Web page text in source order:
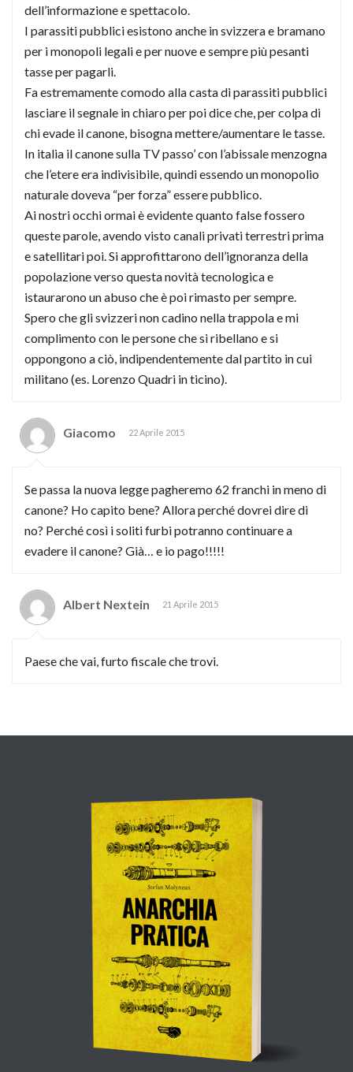
dell’informazione e spettacolo.
I parassiti pubblici esistono anche in svizzera e bramano
per i monopoli legali e per nuove e sempre più pesanti
tasse per pagarli.
Fa estremamente comodo alla casta di parassiti pubblici
lasciare il segnale in chiaro per poi dice che, per colpa di
chi evade il canone, bisogna mettere/aumentare le tasse.
In italia il canone sulla TV passo’ con l’abissale menzogna
che l’etere era indivisibile, quindi essendo un monopolio
naturale doveva “per forza” essere pubblico.
Ai nostri occhi ormai è evidente quanto false fossero
queste parole, avendo visto canali privati terrestri prima
e satellitari poi. Si approfittarono dell’ignoranza della
popolazione verso questa novità tecnologica e
istaurarono un abuso che è poi rimasto per sempre.
Spero che gli svizzeri non cadino nella trappola e mi
complimento con le persone che si ribellano e si
oppongono a ciò, indipendentemente dal partito in cui
militano (es. Lorenzo Quadri in ticino).
Giacomo 22 Aprile 2015
Se passa la nuova legge pagheremo 62 franchi in meno di
canone? Ho capito bene? Allora perché dovrei dire di
no? Perché così i soliti furbi potranno continuare a
evadere il canone? Già… e io pago!!!!!
Albert Nextein 21 Aprile 2015
Paese che vai, furto fiscale che trovi.